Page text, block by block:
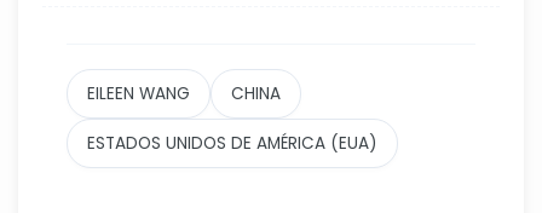
EILEEN WANG CHINA
ESTADOS UNIDOS DE AMÉRICA (EUA)